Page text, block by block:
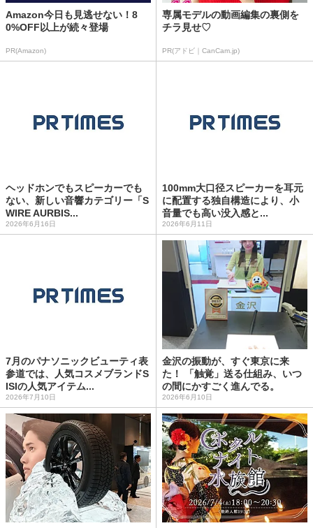
Amazon今日も見逃せない！8
0%OFF以上が続々登場
PR(Amazon)
専属モデルの動画編集の裏側を
チラ見せ♡
PR(アドビ｜CanCam.jp)
ヘッドホンでもスピーカーでも
ない、新しい音響カテゴリー「S
WIRE AURBIS...
2026年6月16日
100mm大口径スピーカーを耳元
に配置する独自構造により、小
音量でも高い没入感と...
2026年6月11日
7月のパナソニックビューティ表
参道では、人気コスメブランドS
ISIの人気アイテム...
2026年7月10日
金沢の振動が、すぐ東京に来
た！ 「触覚」送る仕組み、いつ
の間にかすごく進んでる。
2026年6月10日